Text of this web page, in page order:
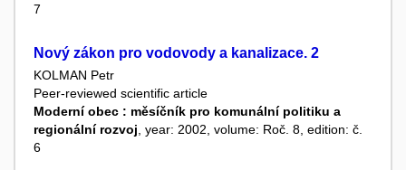
7
Nový zákon pro vodovody a kanalizace. 2
KOLMAN Petr
Peer-reviewed scientific article
Moderní obec : měsíčník pro komunální politiku a
regionální rozvoj , year: 2002, volume: Roč. 8, edition: č.
6